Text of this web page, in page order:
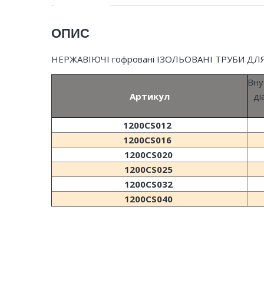
ОПИС
НЕРЖАВІЮЧІ гофровані ІЗОЛЬОВАНІ ТРУБИ
Артикул
1200CS012
1200CS016
1200CS020
1200CS025
1200CS032
1200CS040